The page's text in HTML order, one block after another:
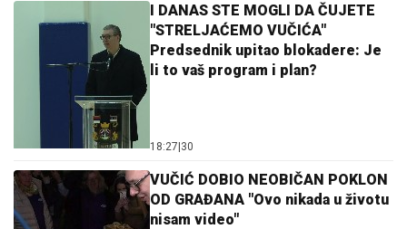
I DANAS STE MOGLI DA ČUJETE
"STRELJAĆEMO VUČIĆA"
Predsednik upitao blokadere: Je
li to vaš program i plan?
18:27|30
VUČIĆ DOBIO NEOBIČAN POKLON
OD GRAĐANA "Ovo nikada u životu
nisam video"